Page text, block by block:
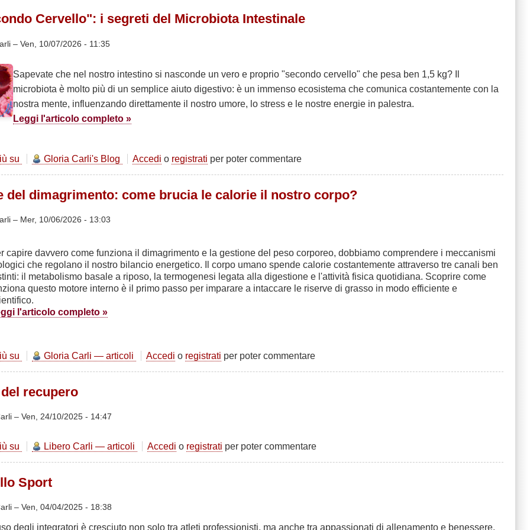
-
molecola
rapida
Cervello": i segreti del Microbiota Intestinale
–Ven, 10/07/2026 - 11:35
Sapevate che nel nostro intestino si nasconde un vero e proprio "secondo cervello" che pesa ben 1,5 kg? Il
microbiota è molto più di un semplice aiuto digestivo: è un immenso ecosistema che comunica costantemente con la
nostra mente, influenzando direttamente il nostro umore, lo stress e le nostre energie in palestra.
Leggi l'articolo completo »
su
Cervello":
segreti
Intestinale
Gloria Carli's Blog Accedi o registrati per poter commentare
del dimagrimento: come brucia le calorie il nostro corpo?
– Mer, 10/06/2026 - 13:03
capire davvero come funziona il dimagrimento e la gestione del peso corporeo, dobbiamo comprendere i meccanismi
che regolano il nostro bilancio energetico. Il corpo umano spende calorie costantemente attraverso tre canali ben
il metabolismo basale a riposo, la termogenesi legata alla digestione e l'attività fisica quotidiana. Scoprire come
questo motore interno è il primo passo per imparare a intaccare le riserve di grasso in modo efficiente e
l'articolo completo »
su
del
come
calorie
il
corpo?
Gloria Carli — articoli Accedi o registrati per poter commentare
recupero
–Ven, 24/10/2025 - 14:47
su
L'importanza
Libero Carli — articoli Accedi o registrati per poter commentare
Sport
–Ven, 04/04/2025 - 18:38
degli integratori è cresciuto non solo tra atleti professionisti, ma anche tra appassionati di allenamento e benessere.